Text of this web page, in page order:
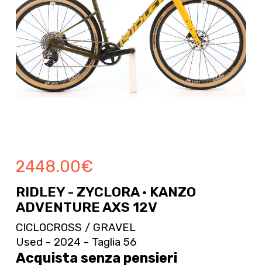
2448.00€
RIDLEY - ZYCLORA · KANZO
ADVENTURE AXS 12V
CICLOCROSS / GRAVEL
Used - 2024 - Taglia 56
Acquista senza pensieri